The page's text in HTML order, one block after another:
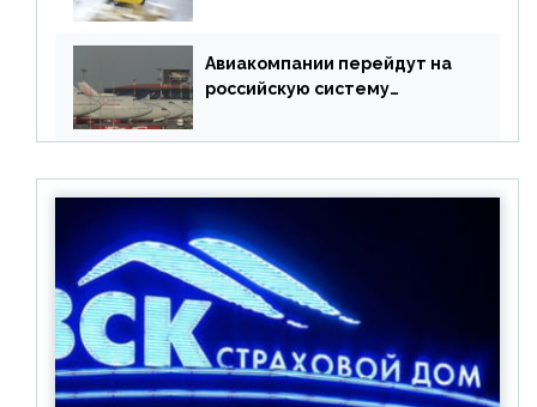
Авиакомпании перейдут на
российскую систему